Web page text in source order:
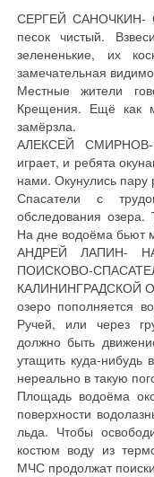
СЕРГЕЙ САНОЧКИН-
песок чистый.
зелененькие, их
замечательная
Местные жители
Крещения. Ещё как
замёрзла.
АЛЕКСЕЙ
играет, и ребята
нами. Окунулись
Спасатели с
обследования
На дне водоёма бьют
АНДРЕЙ ЛАПИН-
ПОИСКОВО-
КАЛИНИНГРАДСКОЙ
озеро пополняется
Ручей, или через
должно быть
утащить куда-нибудь
нереально в такую
Площадь водоёма
поверхности
льда. Чтобы
костюм воду из
МЧС продолжат